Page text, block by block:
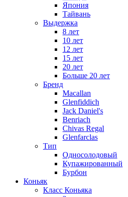
Япония
Тайвань
Выдержка
8 лет
10 лет
12 лет
15 лет
20 лет
Больше 20 лет
Бренд
Macallan
Glenfiddich
Jack Daniel's
Benriach
Chivas Regal
Glenfarclas
Тип
Односолодовый
Купажированный
Бурбон
Коньяк
Класс Коньяка